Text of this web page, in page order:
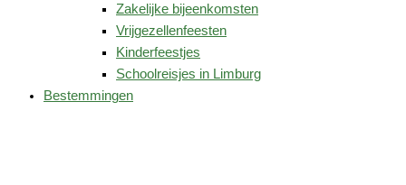
Zakelijke bijeenkomsten
Vrijgezellenfeesten
Kinderfeestjes
Schoolreisjes in Limburg
Bestemmingen